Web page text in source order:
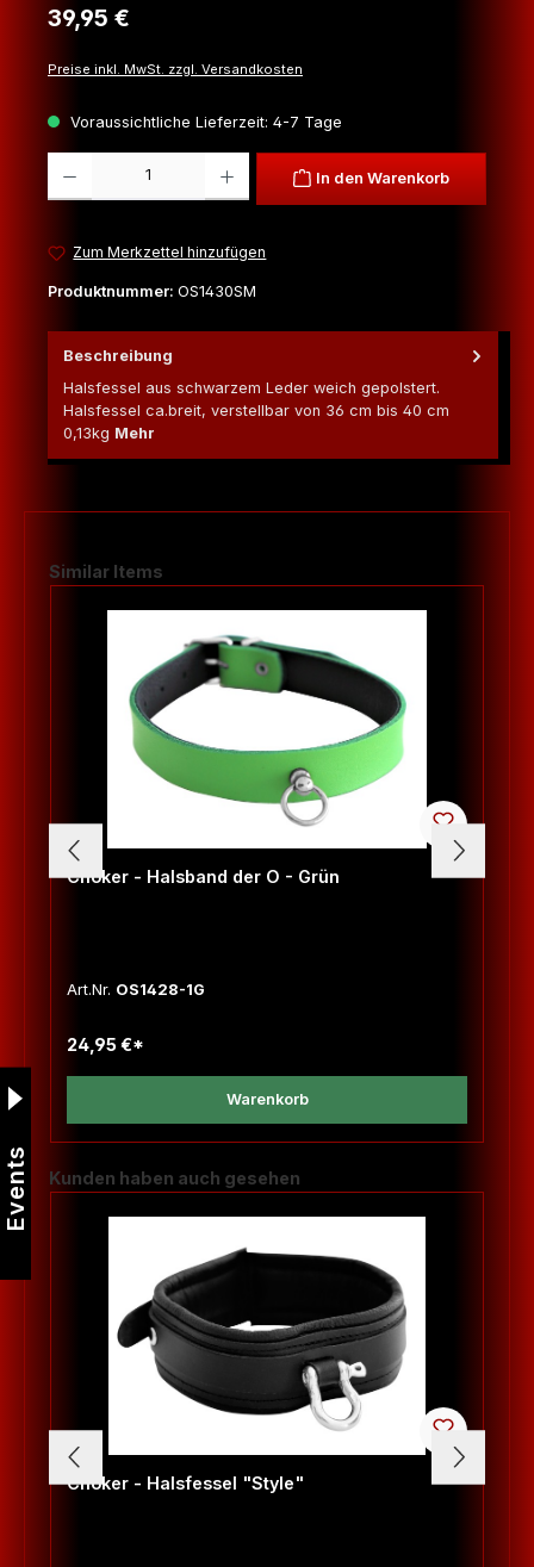
Regulärer Preis:
39,95 €
Preise inkl. MwSt. zzgl. Versandkosten
Voraussichtliche Lieferzeit: 4-7 Tage
In den Warenkorb
Zum Merkzettel hinzufügen
Produktnummer: OS1430SM
Beschreibung
Halsfessel aus schwarzem Leder weich gepolstert.
Halsfessel ca.breit, verstellbar von 36 cm bis 40 cm
0,13kg Mehr
Produktgalerie überspringen
Similar Items
Choker - Halsband der O - Grün
Art.Nr. OS1428-1G
24,95 €*
Warenkorb
Produktgalerie überspringen
Kunden haben auch gesehen
Choker - Halsfessel "Style"
Events